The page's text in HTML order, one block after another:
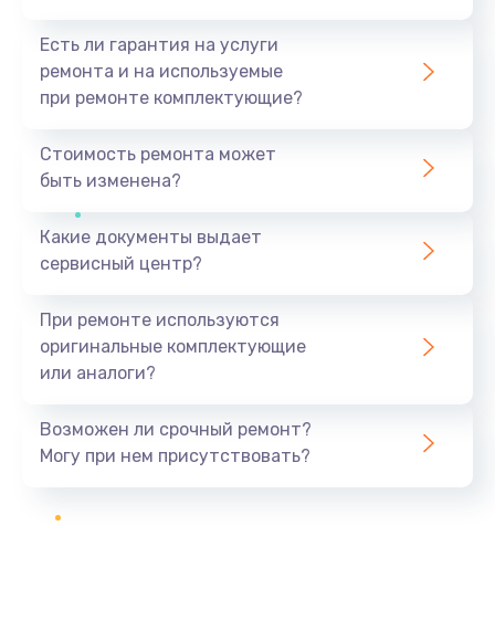
Есть ли гарантия на услуги
ремонта и на используемые
при ремонте комплектующие?
Стоимость ремонта может
быть изменена?
Какие документы выдает
сервисный центр?
При ремонте используются
оригинальные комплектующие
или аналоги?
Возможен ли срочный ремонт?
Могу при нем присутствовать?